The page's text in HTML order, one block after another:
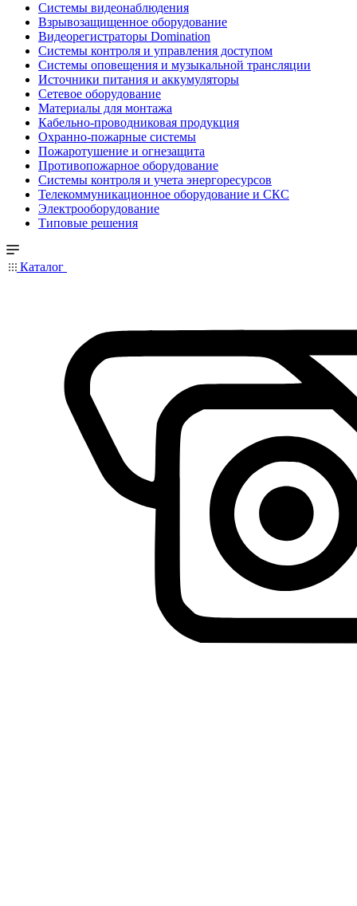
Системы видеонаблюдения
Взрывозащищенное оборудование
Видеорегистраторы Domination
Системы контроля и управления доступом
Системы оповещения и музыкальной трансляции
Источники питания и аккумуляторы
Сетевое оборудование
Материалы для монтажа
Кабельно-проводниковая продукция
Охранно-пожарные системы
Пожаротушение и огнезащита
Противопожарное оборудование
Системы контроля и учета энергоресурсов
Телекоммуникационное оборудование и СКС
Электрооборудование
Типовые решения
Каталог